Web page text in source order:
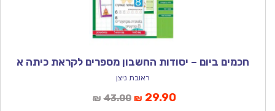
חכמים ביום – יסודות החשבון מספרים לקראת כיתה א
ראובת ניצן
₪ 43.00המחיר
₪ 29.90המחיר